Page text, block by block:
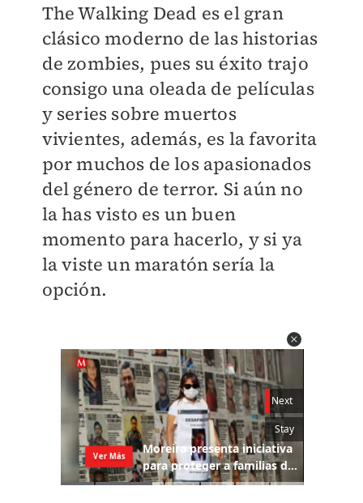
The Walking Dead es el gran
clásico moderno de las historias
de zombies, pues su éxito trajo
consigo una oleada de películas
y series sobre muertos
vivientes, además, es la favorita
por muchos de los apasionados
del género de terror. Si aún no
la has visto es un buen
momento para hacerlo, y si ya
la viste un maratón sería la
opción.